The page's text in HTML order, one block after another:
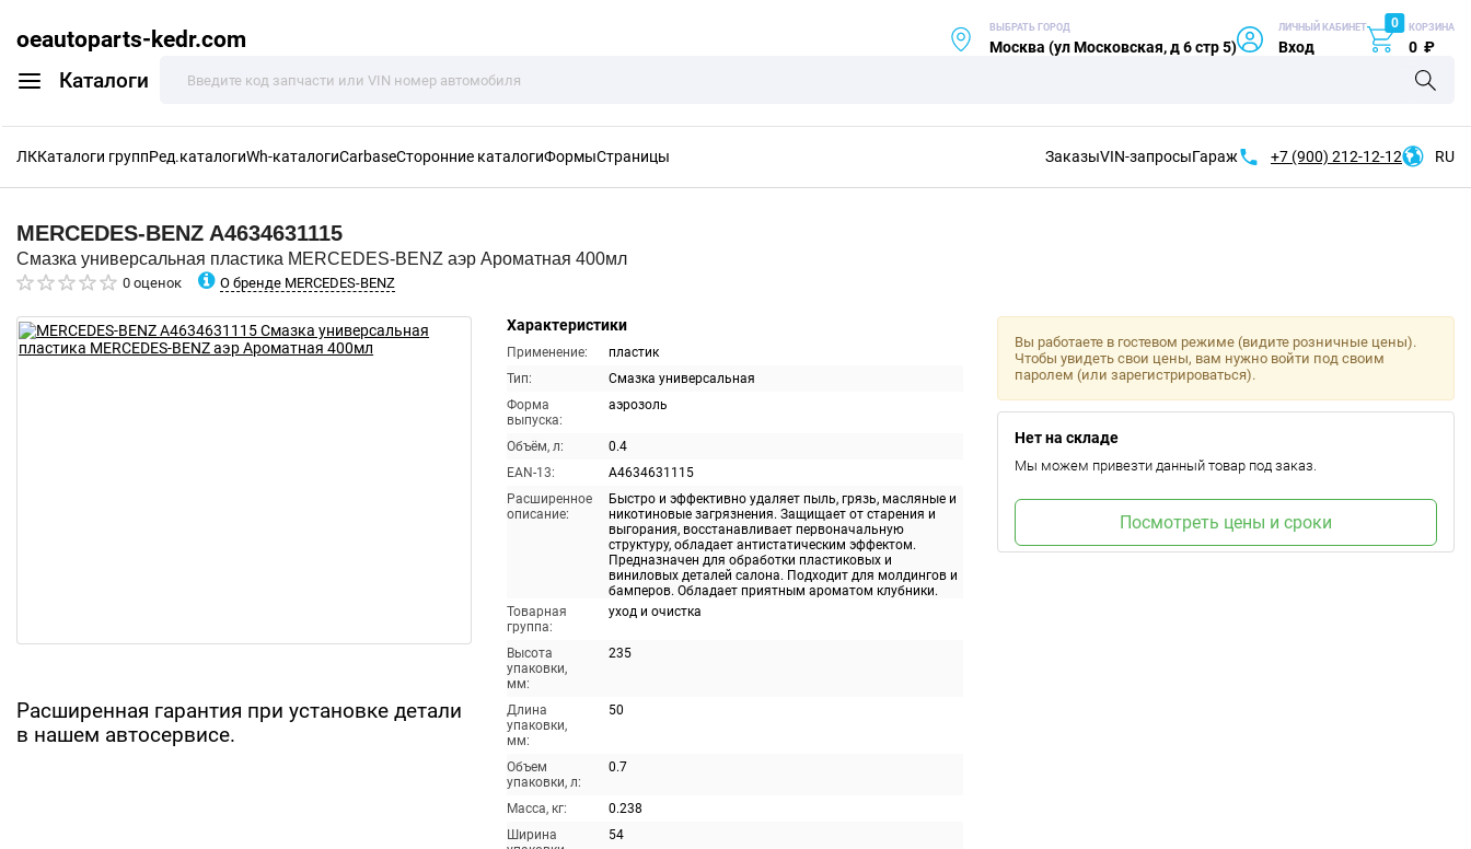
oeautoparts-kedr.com
Каталоги
ВЫБРАТЬ ГОРОД
Москва (ул Московская, д 6 стр 5)
ЛИЧНЫЙ КАБИНЕТ
Вход
0 КОРЗИНА
0 ₽
ЛККаталоги группРед.каталогиWh-каталогиCarbaseСторонние каталогиФормыСтраницы ЗаказыVIN-запросыГараж +7 (900) 212-12-12 RU
MERCEDES-BENZ A4634631115
Смазка универсальная пластика MERCEDES-BENZ аэр Ароматная 400мл
0 оценок О бренде MERCEDES-BENZ
Расширенная гарантия при установке детали
в нашем автосервисе.
Характеристики
Применение:
пластик
Тип:
Смазка универсальная
Форма
выпуска:
аэрозоль
Объём, л:
0.4
EAN-13:
A4634631115
Расширенное
описание:
Быстро и эффективно удаляет пыль, грязь, масляные и
никотиновые загрязнения. Защищает от старения и
выгорания, восстанавливает первоначальную
структуру, обладает антистатическим эффектом.
Предназначен для обработки пластиковых и
виниловых деталей салона. Подходит для молдингов и
бамперов. Обладает приятным ароматом клубники.
Товарная
группа:
уход и очистка
Высота
упаковки,
мм:
235
Длина
упаковки,
мм:
50
Объем
упаковки, л:
0.7
Масса, кг:
0.238
Ширина
54
Вы работаете в гостевом режиме (видите розничные цены).
Чтобы увидеть свои цены, вам нужно войти под своим
паролем (или зарегистрироваться).
Нет на складе
Мы можем привезти данный товар под заказ.
Посмотреть цены и сроки